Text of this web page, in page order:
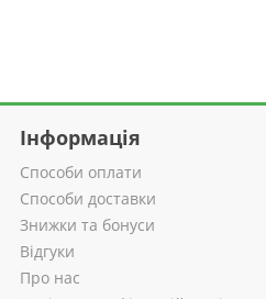
Інформація
Способи оплати
Способи доставки
Знижки та бонуси
Відгуки
Про нас